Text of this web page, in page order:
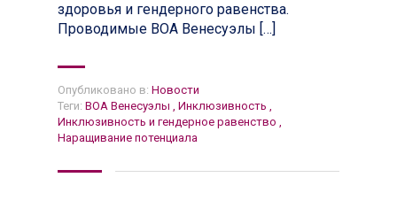
здоровья и гендерного равенства.
Проводимые ВОА Венесуэлы […]
Опубликовано в: Новости
Теги: ВОА Венесуэлы Инклюзивность
Инклюзивность и гендерное равенство
Наращивание потенциала